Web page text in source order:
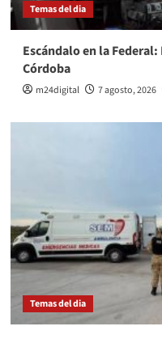
Temas del dia
Escándalo en la
Córdoba
m24digital 7 agosto, 2026
Temas del dia